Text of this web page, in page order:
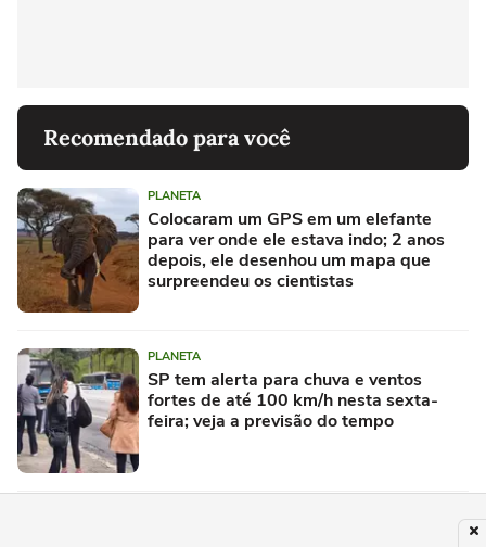
Recomendado para você
PLANETA
Colocaram um GPS em um elefante
para ver onde ele estava indo; 2 anos
depois, ele desenhou um mapa que
surpreendeu os cientistas
PLANETA
SP tem alerta para chuva e ventos
fortes de até 100 km/h nesta sexta-
feira; veja a previsão do tempo